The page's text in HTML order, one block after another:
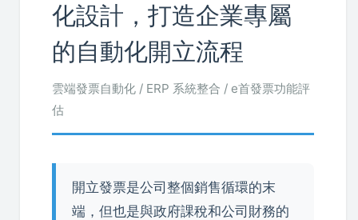
化設計，打造企業專屬
的自動化開立流程
雲端發票自動化 / ERP 系統整合 / e首發票功能評
估
開立發票是公司整個銷售循環的末
端，但也是與政府課稅和公司財務的